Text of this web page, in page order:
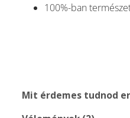
100%-ban
Mit érdemes tudnod